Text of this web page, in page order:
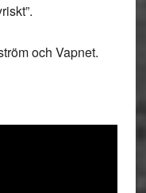
och Vapnet.